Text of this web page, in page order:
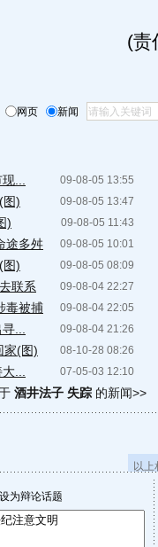
(责
网页 新闻
09-08-05 13:55
...
09-08-05 13:47
图)
09-08-05 11:43
)
09-08-05 10:01
途多舛
09-08-05 08:09
图)
09-08-04 22:27
联系
09-08-04 22:05
毒被捕
09-08-04 21:26
...
08-10-28 08:26
家(图)
07-05-03 12:10
...
酒井法子 失踪 的新闻>>
以
设为辩论话题